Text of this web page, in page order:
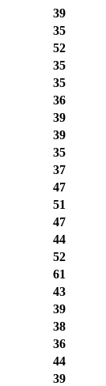
39
35
52
35
35
36
39
39
35
37
47
51
47
44
52
61
43
39
38
36
44
39